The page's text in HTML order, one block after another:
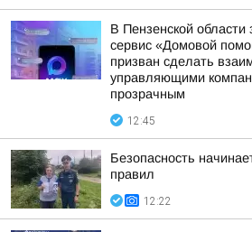
В Пензенской
сервис «Домовой
призван сделать
управляющими
прозрачным
12:45
Безопасность
правил
12:22